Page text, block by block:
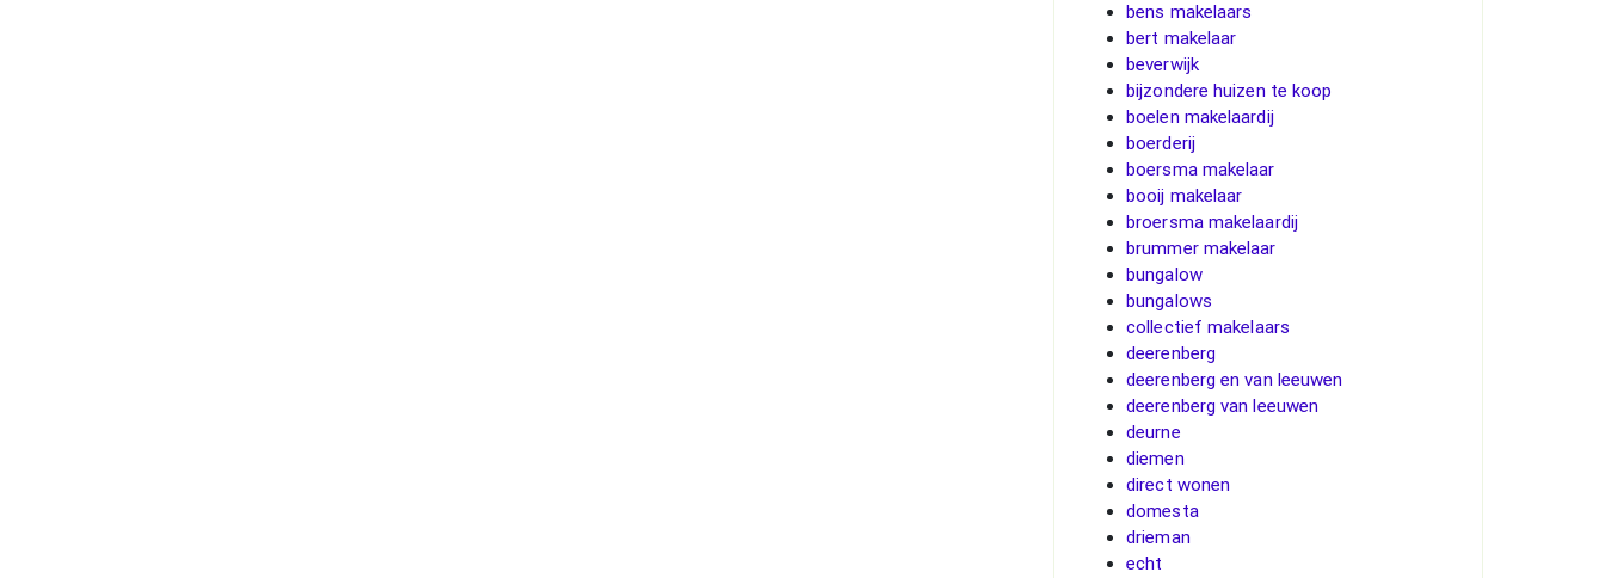
bens makelaars
bert makelaar
beverwijk
bijzondere huizen te koop
boelen makelaardij
boerderij
boersma makelaar
booij makelaar
broersma makelaardij
brummer makelaar
bungalow
bungalows
collectief makelaars
deerenberg
deerenberg en van leeuwen
deerenberg van leeuwen
deurne
diemen
direct wonen
domesta
drieman
echt